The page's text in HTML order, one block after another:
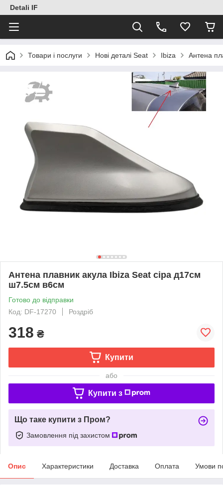
Detali IF
Товари і послуги Нові деталі Seat Ibiza Антена
Антена плавник акула Ibiza Seat сіра д17см
ш7.5см в6см
Готово до відправки
Код: DF-17270
Роздріб
318 ₴
Купити
або
Купити з
Що таке купити з Пром?
Замовлення під захистом
Опис Характеристики Доставка Оплата Умови